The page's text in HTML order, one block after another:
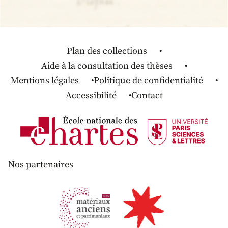
Plan des collections
Aide à la consultation des thèses
Mentions légales
Politique de confidentialité
Accessibilité
Contact
Nos partenaires